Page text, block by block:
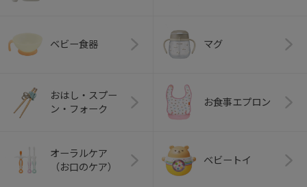
ベビー食器 マグ
おはし・スプー
ン・フォーク
お食事エプロン
オーラルケア
（お口のケア）
ベビートイ